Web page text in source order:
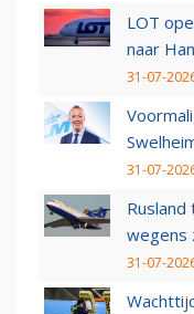
LOT
naar
31-07-
31-07-
wegens
31-07-